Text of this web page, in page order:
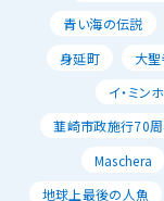
青い海の伝説
身延町
大
イ・ミンホ
韮崎市政施行70
Maschera
地球上最後の人魚